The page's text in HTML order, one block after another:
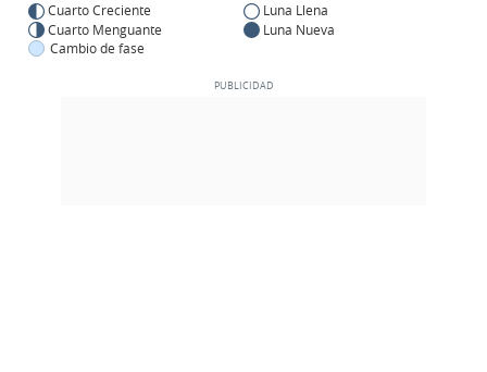
Cuarto Creciente
Luna Llena
Cuarto Menguante
Luna Nueva
Cambio de fase